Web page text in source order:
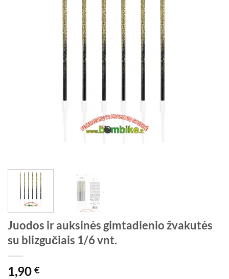
Juodos ir auksinės gimtadienio žvakutės
su blizgučiais 1/6 vnt.
1,90 €